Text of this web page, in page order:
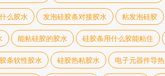
么胶水 发泡硅胶条对接胶水 粘发泡硅胶
能粘硅胶的胶水 硅胶条用什么胶能粘住
条软性胶水 硅胶热粘胶水 电子元器件导